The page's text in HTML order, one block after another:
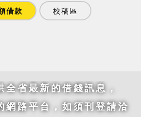
借款 校稿區
全省最新的借錢訊息，
網路平台，如須刊登請洽